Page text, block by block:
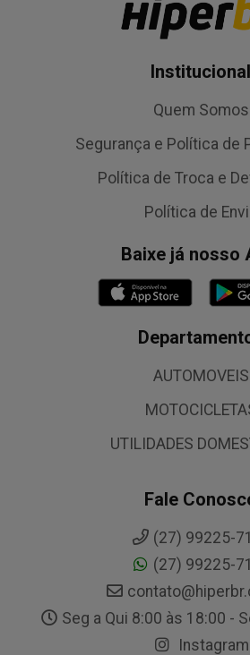
Institucional
Quem Somos
Segurança e Política de
Política de Troca e
Política de
Baixe já nosso
AUTOMOVEIS
UTILIDADES
Fale
(27) 99225-
(27) 99225-
Seg a Qui 8:00 às 18:00 -
Instagram